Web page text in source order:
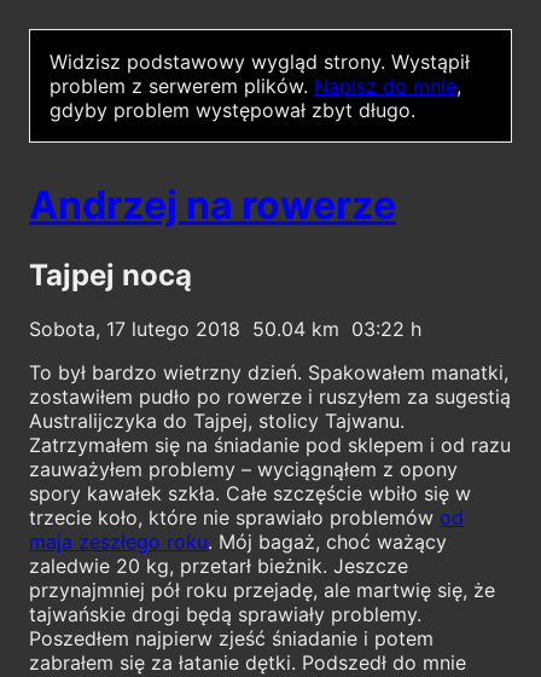
Widzisz podstawowy wygląd strony. Wystąpił
problem z serwerem plików. Napisz do mnie,
gdyby problem występował zbyt długo.
Andrzej na rowerze
Tajpej nocą
Sobota, 17 lutego 2018 50.04
03:22
To był bardzo wietrzny dzień. Spakowałem manatki,
zostawiłem pudło po rowerze i ruszyłem za sugestią
Australijczyka do Tajpej, stolicy Tajwanu.
Zatrzymałem się na śniadanie pod sklepem i od razu
zauważyłem problemy – wyciągnąłem z opony
spory kawałek szkła. Całe szczęście wbiło się w
trzecie koło, które nie sprawiało problemów od
maja zeszłego roku. Mój bagaż, choć ważący
zaledwie 20 kg, przetarł bieżnik. Jeszcze
przynajmniej pół roku przejadę, ale martwię się, że
tajwańskie drogi będą sprawiały problemy.
Poszedłem najpierw zjeść śniadanie i potem
zabrałem się za łatanie dętki. Podszedł do mnie